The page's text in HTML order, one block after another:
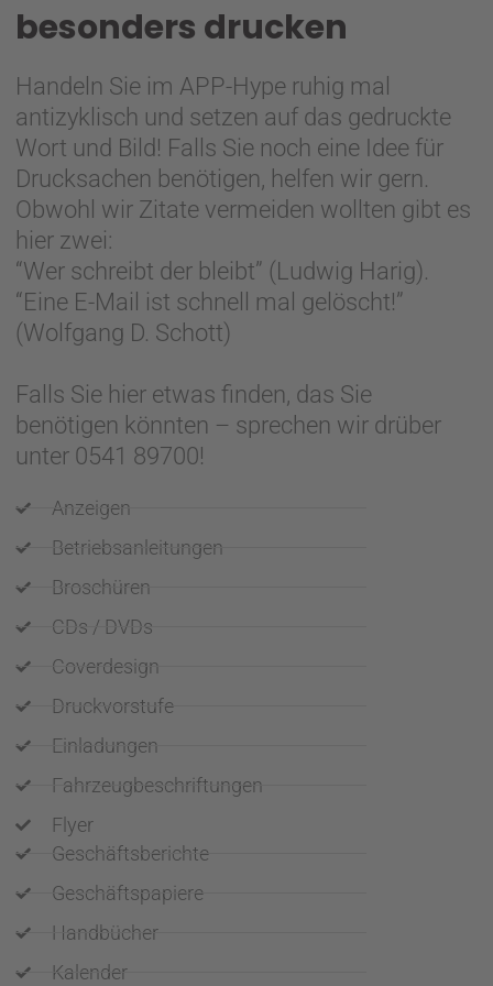
besonders drucken
Handeln Sie im APP-Hype ruhig mal
antizyklisch und setzen auf das gedruckte
Wort und Bild! Falls Sie noch eine Idee für
Drucksachen benötigen, helfen wir gern.
Obwohl wir Zitate vermeiden wollten gibt es
hier zwei:
“Wer schreibt der bleibt” (Ludwig Harig).
“Eine E-Mail ist schnell mal gelöscht!”
(Wolfgang D. Schott)
Falls Sie hier etwas finden, das Sie
benötigen könnten – sprechen wir drüber
unter 0541 89700!
Anzeigen
Betriebsanleitungen
Broschüren
CDs / DVDs
Coverdesign
Druckvorstufe
Einladungen
Fahrzeugbeschriftungen
Flyer
Geschäftsberichte
Geschäftspapiere
Handbücher
Kalender